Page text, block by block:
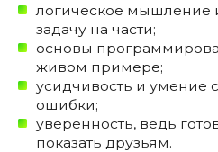
логическое мышление
задачу на части;
основы
живом примере;
усидчивость и умение
ошибки;
уверенность, ведь
показать друзьям.